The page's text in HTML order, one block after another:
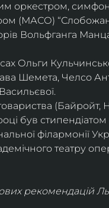
оркестром,
(МАСО)
Вольфганга
Ольги
Шемета, Челсо
був
філармонії
театру
рекомендацій